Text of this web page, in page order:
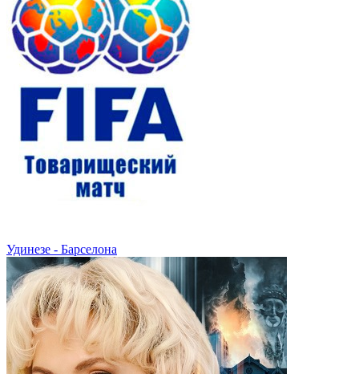
Удинезе - Барселона